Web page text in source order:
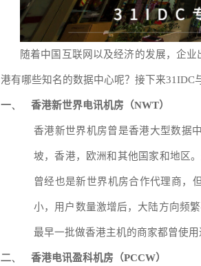
随着中国互联网以及经济的发展，企
港有哪些知名的数据中心呢？接下来31IDC
一、 香港新世界电讯机房（NWT）
香港新世界机房曾是香港大型数据
坡，香港，欧洲和其他国家和地区
曾经也是新世界机房合作代理商，
小，用户数量激增后，大陆方向频
最早一批做香港主机的商家都曾使
二、 香港电讯盈科机房（PCCW）